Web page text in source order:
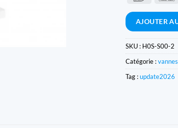
AJOUTER
SKU : H0S-S00-2
Catégorie :
Tag :update2026